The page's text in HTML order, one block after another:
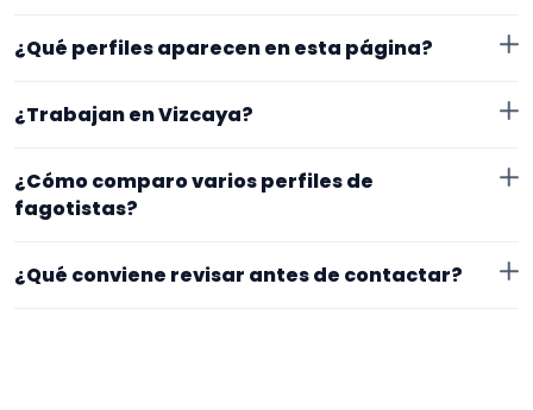
¿Qué perfiles aparecen en esta página?
EncuentraMúsico. Además, la página se centra en
¿Trabajan en Vizcaya?
en Vizcaya. Aun así, conviene confirmar lugar exacto,
cerrar nada.
¿Cómo comparo varios perfiles de
fagotistas?
Compara especialidad principal, experiencia, vídeos o
audios, ubicación y claridad del perfil. Un mensaje
¿Qué conviene revisar antes de contactar?